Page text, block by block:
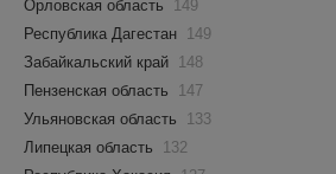
Орловская область
149
Республика Дагестан 149
Забайкальский край 148
Пензенская область
147
Ульяновская область
133
Липецкая область
132